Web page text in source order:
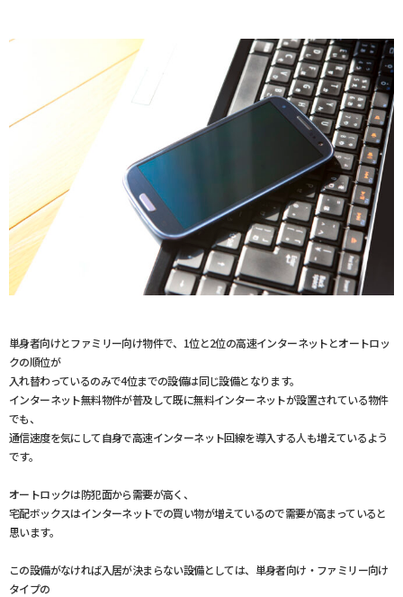
単身者向けとファミリー向け物件で、1位と2位の高速インターネットとオートロッ
クの順位が
入れ替わっているのみで4位までの設備は同じ設備となります。
インターネット無料物件が普及して既に無料インターネットが設置されている物件
でも、
通信速度を気にして自身で高速インターネット回線を導入する人も増えているよう
です。
オートロックは防犯面から需要が高く、
宅配ボックスはインターネットでの買い物が増えているので需要が高まっていると
思います。
この設備がなければ入居が決まらない設備としては、単身者向け・ファミリー向け
タイプの